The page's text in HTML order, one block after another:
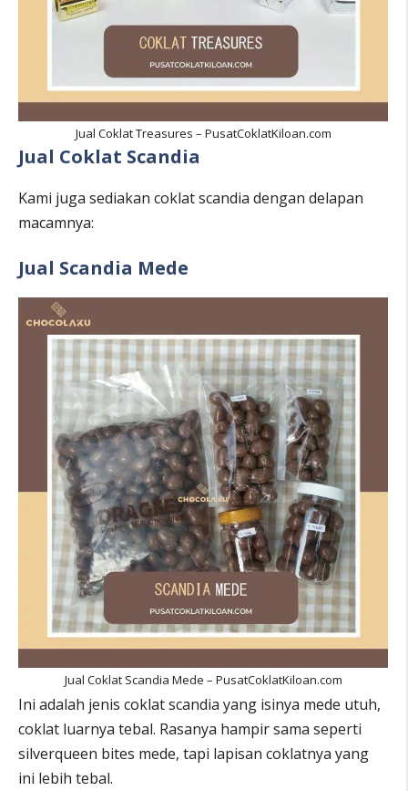
Jual Coklat Treasures – PusatCoklatKiloan.com
Jual Coklat Scandia
Kami juga sediakan coklat scandia dengan delapan
macamnya:
Jual Scandia Mede
Jual Coklat Scandia Mede – PusatCoklatKiloan.com
Ini adalah jenis coklat scandia yang isinya mede utuh,
coklat luarnya tebal. Rasanya hampir sama seperti
silverqueen bites mede, tapi lapisan coklatnya yang
ini lebih tebal.